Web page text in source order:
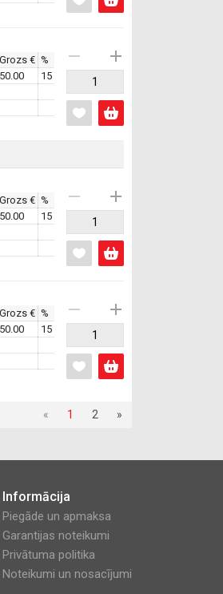
Grozs € %
50.00
15
Grozs € %
50.00
15
Grozs € %
50.00
15
« 1 2 »
Informācija
Piegāde un apmaksa
Garantijas noteikumi
Privātuma politika
Noteikumi un nosacījumi